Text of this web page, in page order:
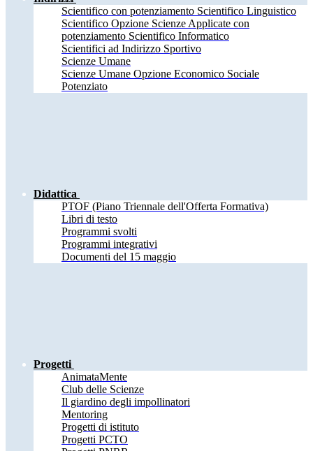
Scientifico con potenziamento Scientifico Linguistico
Scientifico Opzione Scienze Applicate con
potenziamento Scientifico Informatico
Scientifici ad Indirizzo Sportivo
Scienze Umane
Scienze Umane Opzione Economico Sociale
Potenziato
Didattica
PTOF (Piano Triennale dell'Offerta Formativa)
Libri di testo
Programmi svolti
Programmi integrativi
Documenti del 15 maggio
Progetti
AnimataMente
Club delle Scienze
Il giardino degli impollinatori
Mentoring
Progetti di istituto
Progetti PCTO